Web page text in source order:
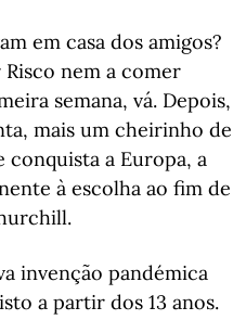
em casa dos amigos?
Risco nem a comer
semana, vá. Depois,
mais um cheirinho de
conquista a Europa, a
à escolha ao fim de
invenção pandémica
a partir dos 13 anos.